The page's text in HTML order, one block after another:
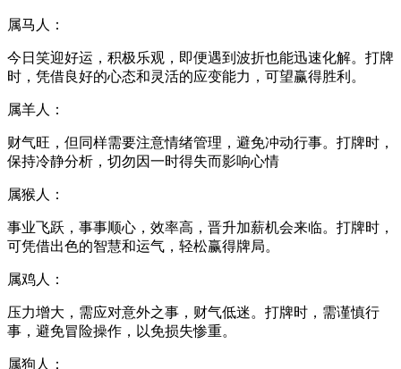
属马人：
今日笑迎好运，积极乐观，即便遇到波折也能迅速化解。打牌
时，凭借良好的心态和灵活的应变能力，可望赢得胜利。
属羊人：
财气旺，但同样需要注意情绪管理，避免冲动行事。打牌时，
保持冷静分析，切勿因一时得失而影响心情
属猴人：
事业飞跃，事事顺心，效率高，晋升加薪机会来临。打牌时，
可凭借出色的智慧和运气，轻松赢得牌局。
属鸡人：
压力增大，需应对意外之事，财气低迷。打牌时，需谨慎行
事，避免冒险操作，以免损失惨重。
属狗人：